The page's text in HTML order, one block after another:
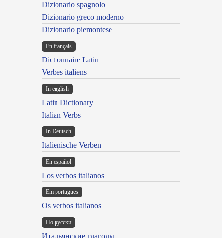
Dizionario spagnolo
Dizionario greco moderno
Dizionario piemontese
En français
Dictionnaire Latin
Verbes italiens
In english
Latin Dictionary
Italian Verbs
In Deutsch
Italienische Verben
En español
Los verbos italianos
Em portugues
Os verbos italianos
По русски
Итальянские глаголы